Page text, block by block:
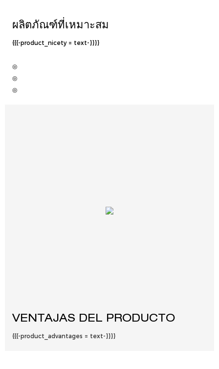
ผลิตภัณฑ์ที่เหมาะสม
{{{-product_nicety = text-}}}}
◎
◎
◎
VENTAJAS DEL PRODUCTO
{{{-product_advantages = text-}}}}